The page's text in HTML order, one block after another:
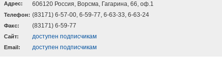
Адрес: 606120 Россия, Ворсма, Гагарина, 66, оф.1
Телефон: (83171) 6-57-00, 6-59-77, 6-63-33, 6-63-24
Факс: (83171) 6-59-77
Cайт: доступен подписчикам
Email: доступен подписчикам